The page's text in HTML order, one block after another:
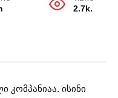
2.7k.
კომპანიაა. ისინი